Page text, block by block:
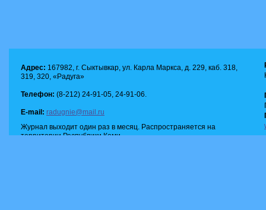
Адрес: 167982, г. Сыктывкар, ул. Карла Маркса, д. 229, каб. 318,
319, 320, «Радуга»
Телефон: (8-212) 24-91-05, 24-91-06.
E-mail: radugnie@mail.ru
Журнал выходит один раз в месяц. Распространяется на
территории Республики Коми.